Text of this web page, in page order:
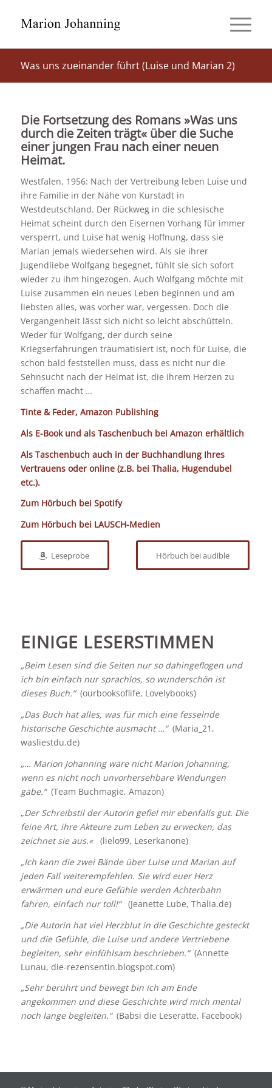
Was uns zueinander führt (Luise und Marian 2)
Die Fortsetzung des Romans »Was uns
durch die Zeiten trägt« über die Suche
einer jungen Frau nach einer neuen
Heimat.
Westfalen, 1956: Nach der Vertreibung leben Luise und
ihre Familie in der Nähe von Kurstadt in
Westdeutschland. Der Rückweg in die schlesische
Heimat scheint durch den Eisernen Vorhang für immer
versperrt, und Luise hat wenig Hoffnung, dass sie
Marian jemals wiedersehen wird. Als sie ihrer
Jugendliebe Wolfgang begegnet, fühlt sie sich sofort
wieder zu ihm hingezogen. Auch Wolfgang möchte mit
Luise zusammen ein neues Leben beginnen und am
liebsten alles, was vorher war, vergessen. Doch die
Vergangenheit lässt sich nicht so leicht abschütteln.
Weder für Wolfgang, der durch seine
Kriegserfahrungen traumatisiert ist, noch für Luise, die
schon bald feststellen muss, dass es nicht nur die
Sehnsucht nach der Heimat ist, die ihrem Herzen zu
schaffen macht …
Tinte & Feder, Amazon Publishing
Als E-Book und als Taschenbuch bei Amazon erhältlich
Als Taschenbuch auch in der Buchhandlung Ihres
Vertrauens oder online (z.B. bei Thalia, Hugendubel
etc.).
Zum Hörbuch bei Spotify
Zum Hörbuch bei LAUSCH-Medien
Leseprobe Hörbuch bei audible
EINIGE LESERSTIMMEN
„Beim Lesen sind die Seiten nur so dahingeflogen und
ich bin einfach nur sprachlos, so wunderschön ist
dieses Buch.“(ourbooksoflife, Lovelybooks)
„Das Buch hat alles, was für mich eine fesselnde
historische Geschichte ausmacht …“ (Maria_21,
wasliestdu.de)
„… Marion Johanning wäre nicht Marion Johanning,
wenn es nicht noch unvorhersehbare Wendungen
gäbe.“ (Team Buchmagie, Amazon)
„Der Schreibstil der Autorin gefiel mir ebenfalls gut. Die
feine Art, ihre Akteure zum Leben zu erwecken, das
zeichnet sie aus.« (lielo99, Leserkanone)
„Ich kann die zwei Bände über Luise und Marian auf
jeden Fall weiterempfehlen. Sie wird euer Herz
erwärmen und eure Gefühle werden Achterbahn
fahren, einfach nur toll!“ (Jeanette Lube, Thalia.de)
„Die Autorin hat viel Herzblut in die Geschichte gesteckt
und die Gefühle, die Luise und andere Vertriebene
begleiten, sehr einfühlsam beschrieben.“(Annette
Lunau, die-rezensentin.blogspot.com)
„Sehr berührt und bewegt bin ich am Ende
angekommen und diese Geschichte wird mich mental
noch lange begleiten.“ (Babsi die Leseratte, Facebook)